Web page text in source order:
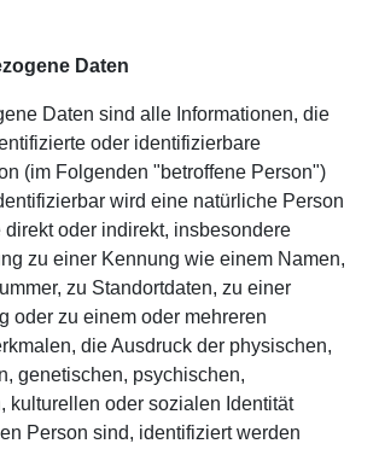
Daten
Daten sind alle Informationen, die
oder identifizierbare
(im Folgenden "betroffene Person")
wird eine natürliche Person
oder indirekt, insbesondere
zu einer Kennung wie einem Namen,
zu Standortdaten, zu einer
oder zu einem oder mehreren
die Ausdruck der physischen,
genetischen, psychischen,
kulturellen oder sozialen Identität
Person sind, identifiziert werden